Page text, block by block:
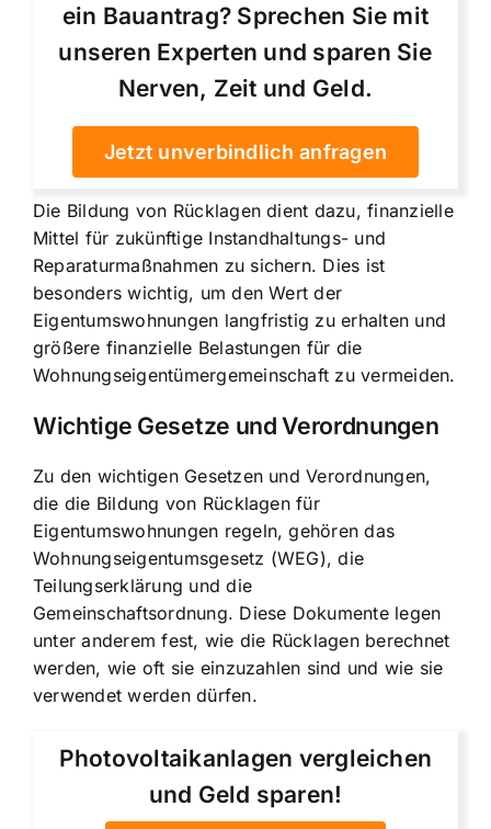
ein Bauantrag? Sprechen Sie mit
unseren Experten und sparen Sie
Nerven, Zeit und Geld.
Jetzt unverbindlich anfragen
Die Bildung von Rücklagen dient dazu, finanzielle
Mittel für zukünftige Instandhaltungs- und
Reparaturmaßnahmen zu sichern. Dies ist
besonders wichtig, um den Wert der
Eigentumswohnungen langfristig zu erhalten und
größere finanzielle Belastungen für die
Wohnungseigentümergemeinschaft zu vermeiden.
Wichtige Gesetze und Verordnungen
Zu den wichtigen Gesetzen und Verordnungen,
die die Bildung von Rücklagen für
Eigentumswohnungen regeln, gehören das
Wohnungseigentumsgesetz (WEG), die
Teilungserklärung und die
Gemeinschaftsordnung. Diese Dokumente legen
unter anderem fest, wie die Rücklagen berechnet
werden, wie oft sie einzuzahlen sind und wie sie
verwendet werden dürfen.
Photovoltaikanlagen vergleichen
und Geld sparen!